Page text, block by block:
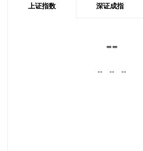
据“浙江发布”，8月6日，浙江省委、省政
行具体部署。 会议强调，要强化预报预警
上证指数 深证成指
--
-- -- --